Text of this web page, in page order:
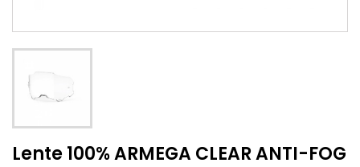
Lente 100% ARMEGA CLEAR ANTI-FOG